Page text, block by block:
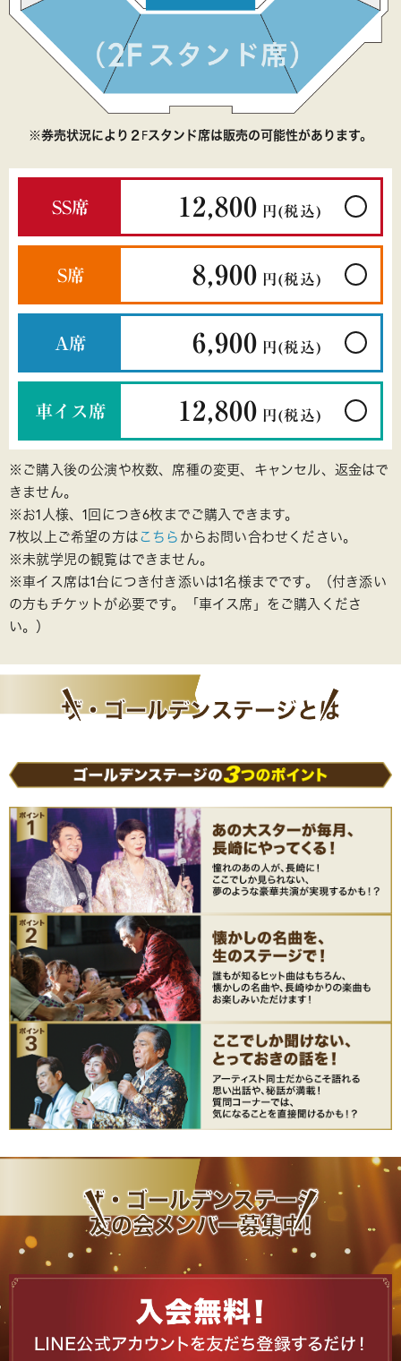
※券売状況により２Fスタンド席は販売の可能性があります。
SS席 12,800 円(税込)
S席 8,900 円(税込)
A席 6,900 円(税込)
車イス席 12,800 円(税込)
※ご購入後の公演や枚数、席種の変更、キャンセル、返金はで
きません。
※お1人様、1回につき6枚までご購入できます。
7枚以上ご希望の方はこちら からお問い合わせください。
※未就学児の観覧はできません。
※車イス席は1台につき付き添いは1名様までです。（付き添い
の方もチケットが必要です。「車イス席」をご購入くださ
い。）
ザ・ゴールデンステージとは
ザ・ゴールデンステージ
友の会メンバー募集中!
③「販売中」を押す
④席種を選び、人数を入力し、「カートへ」を押
す
③登録完了です！
③電話番号が書いてあるボタンを押すと電話がか
かりますので、ご注文をお願いいたします
④ 手順A：「公演一覧を見る」を押すと、注文可
手順B：WEB注文を押すとスタジアムシティ公式
アプリに移動